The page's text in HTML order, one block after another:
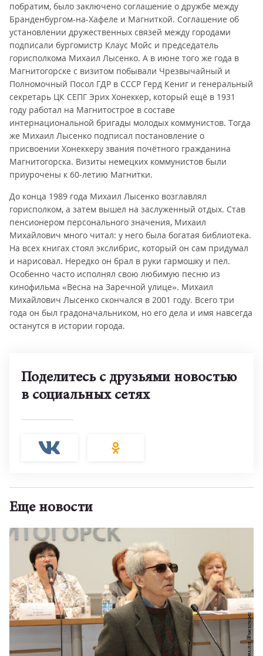
побратим, было заключено соглашение о дружбе между
Бранденбургом-на-Хафеле и Магниткой. Соглашение об
установлении дружественных связей между городами
подписали бургомистр Клаус Мойс и председатель
горисполкома Михаил Лысенко. А в июне того же года в
Магнитогорске с визитом побывали Чрезвычайный и
Полномочный Посол ГДР в СССР Герд Кениг и генеральный
секретарь ЦК СЕПГ Эрих Хонеккер, который ещё в 1931
году работал на Магнитострое в составе
интернациональной бригады молодых коммунистов. Тогда
же Михаил Лысенко подписал постановление о
присвоении Хонеккеру звания почётного гражданина
Магнитогорска. Визиты немецких коммунистов были
приурочены к 60-летию Магнитки.
До конца 1989 года Михаил Лысенко возглавлял
горисполком, а затем вышел на заслуженный отдых. Став
пенсионером персонального значения, Михаил
Михайлович много читал: у него была богатая библиотека.
На всех книгах стоял экслибрис, который он сам придумал
и нарисовал. Нередко он брал в руки гармошку и пел.
Особенно часто исполнял свою любимую песню из
кинофильма «Весна на Заречной улице». Михаил
Михайлович Лысенко скончался в 2001 году. Всего три
года он был градоначальником, но его дела и имя навсегда
останутся в истории города.
Поделитесь с друзьями новостью
в социальных сетях
Еще новости